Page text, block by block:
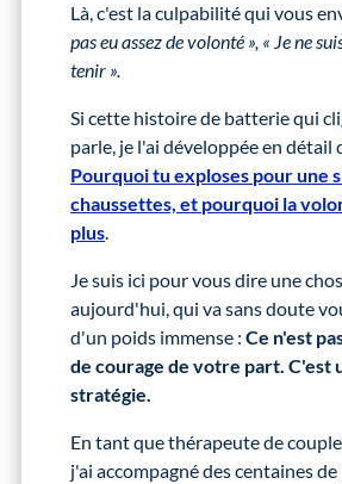
Là, c'est la culpabilité qui vous
pas eu assez de volonté », « Je ne
tenir ».
Si cette histoire de batterie qui
parle, je l'ai développée en détail
Pourquoi tu exploses pour une
chaussettes, et pourquoi la
plus.
Je suis ici pour vous dire une
aujourd'hui, qui va sans doute
d'un poids immense :Ce n'est
de courage de votre part. C'est
stratégie.
En tant que thérapeute de
j'ai accompagné des centaines